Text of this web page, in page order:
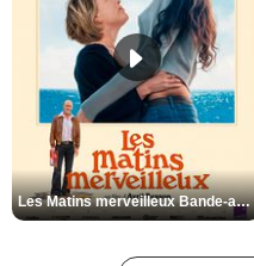
Les Matins merveilleux Bande-annonce VF